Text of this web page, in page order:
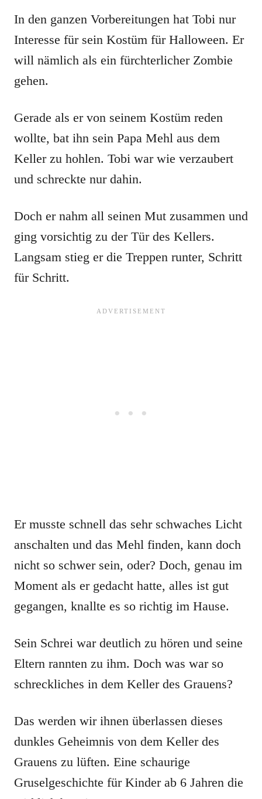
In den ganzen Vorbereitungen hat Tobi nur
Interesse für sein Kostüm für Halloween. Er
will nämlich als ein fürchterlicher Zombie
gehen.
Gerade als er von seinem Kostüm reden
wollte, bat ihn sein Papa Mehl aus dem
Keller zu hohlen. Tobi war wie verzaubert
und schreckte nur dahin.
Doch er nahm all seinen Mut zusammen und
ging vorsichtig zu der Tür des Kellers.
Langsam stieg er die Treppen runter, Schritt
für Schritt.
Er musste schnell das sehr schwaches Licht
anschalten und das Mehl finden, kann doch
nicht so schwer sein, oder? Doch, genau im
Moment als er gedacht hatte, alles ist gut
gegangen, knallte es so richtig im Hause.
Sein Schrei war deutlich zu hören und seine
Eltern rannten zu ihm. Doch was war so
schreckliches in dem Keller des Grauens?
Das werden wir ihnen überlassen dieses
dunkles Geheimnis von dem Keller des
Grauens zu lüften. Eine schaurige
Gruselgeschichte für Kinder ab 6 Jahren die